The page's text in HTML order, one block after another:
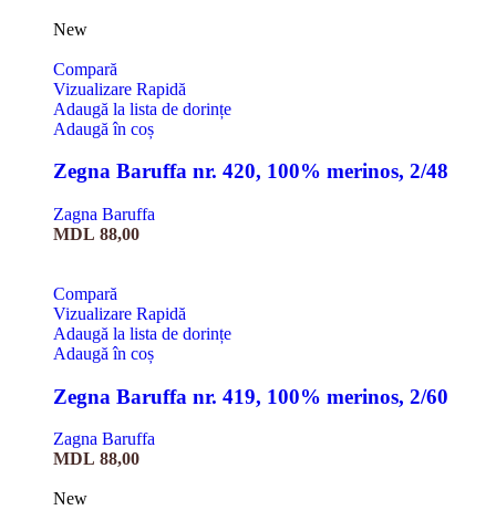
New
Compară
Vizualizare Rapidă
Adaugă la lista de dorințe
Adaugă în coș
Zegna Baruffa nr. 420, 100% merinos, 2/48
Zagna Baruffa
MDL 88,00
Compară
Vizualizare Rapidă
Adaugă la lista de dorințe
Adaugă în coș
Zegna Baruffa nr. 419, 100% merinos, 2/60
Zagna Baruffa
MDL 88,00
New